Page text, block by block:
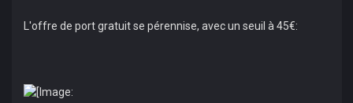
L'offre de port gratuit se pérennise, avec un seuil à 45€: